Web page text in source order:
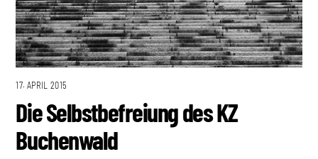
17. APRIL 2015
Die Selbstbefreiung des KZ
Buchenwald